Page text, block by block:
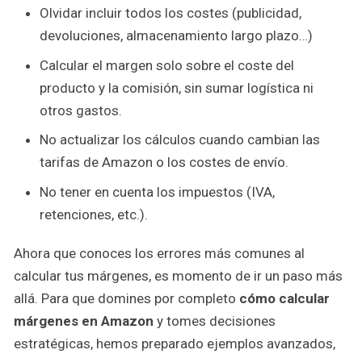
Olvidar incluir todos los costes (publicidad,
devoluciones, almacenamiento largo plazo…)
Calcular el margen solo sobre el coste del
producto y la comisión, sin sumar logística ni
otros gastos.
No actualizar los cálculos cuando cambian las
tarifas de Amazon o los costes de envío.
No tener en cuenta los impuestos (IVA,
retenciones, etc.).
Ahora que conoces los errores más comunes al
calcular tus márgenes, es momento de ir un paso más
allá. Para que domines por completo cómo calcular
márgenes en Amazon y tomes decisiones
estratégicas, hemos preparado ejemplos avanzados,